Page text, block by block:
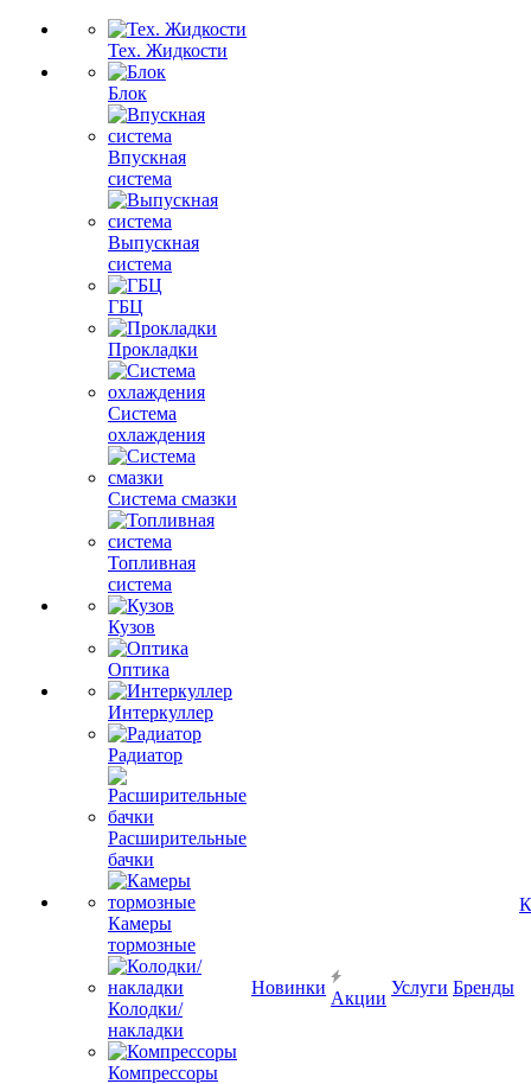
Тех. Жидкости
Блок
Впускная
система
Выпускная
система
ГБЦ
Прокладки
Система
охлаждения
Система смазки
Топливная
система
Кузов
Оптика
Интеркуллер
Радиатор
Расширительные
бачки
Камеры
тормозные
Колодки/
накладки
Компрессоры
Новинки
Акции
Услуги Бренды